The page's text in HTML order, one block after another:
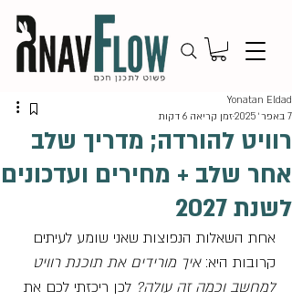
רוויט להורדה; מדריך שלב
אחר שלב + מחירים ועדכונים
לשנת 2027
Yonatan Eldad
7 באפר׳ 2025
זמן קריאה 6 דקות
אחת השאלות הנפוצות שאני שומע לעיתים
קרובות היא: איך מורידים את תוכנת רוויט
למחשב וכמה זה עולה? לכן ריכזתי לכם את